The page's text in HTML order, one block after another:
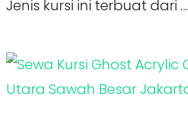
Jenis kursi ini terbuat dari …